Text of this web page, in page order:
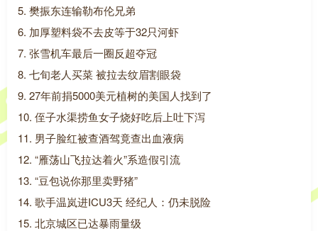
5. 樊振东连输勒布伦兄弟
6. 加厚塑料袋不去皮等于32只河虾
7. 张雪机车最后一圈反超夺冠
8. 七旬老人买菜 被拉去纹眉割眼袋
9. 27年前捐5000美元植树的美国人找到了
10. 侄子水渠捞鱼女子烧好吃后上吐下泻
11. 男子脸红被查酒驾竟查出血液病
12. “雁荡山飞拉达着火”系造假引流
13. “豆包说你那里卖野猪”
14. 歌手温岚进ICU3天 经纪人：仍未脱险
15. 北京城区已达暴雨量级